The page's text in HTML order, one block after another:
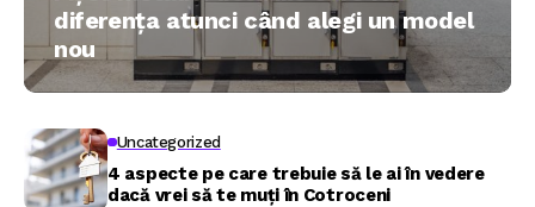
diferența atunci când alegi un model
nou
Uncategorized
4 aspecte pe care trebuie să le ai în vedere
dacă vrei să te muți în Cotroceni